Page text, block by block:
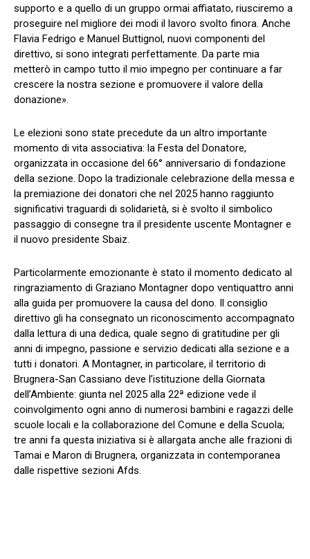
supporto e a quello di un gruppo ormai affiatato, riusciremo a
proseguire nel migliore dei modi il lavoro svolto finora. Anche
Flavia Fedrigo e Manuel Buttignol, nuovi componenti del
direttivo, si sono integrati perfettamente. Da parte mia
metterò in campo tutto il mio impegno per continuare a far
crescere la nostra sezione e promuovere il valore della
donazione».
Le elezioni sono state precedute da un altro importante
momento di vita associativa: la Festa del Donatore,
organizzata in occasione del 66° anniversario di fondazione
della sezione. Dopo la tradizionale celebrazione della messa e
la premiazione dei donatori che nel 2025 hanno raggiunto
significativi traguardi di solidarietà, si è svolto il simbolico
passaggio di consegne tra il presidente uscente Montagner e
il nuovo presidente Sbaiz.
Particolarmente emozionante è stato il momento dedicato al
ringraziamento di Graziano Montagner dopo ventiquattro anni
alla guida per promuovere la causa del dono. Il consiglio
direttivo gli ha consegnato un riconoscimento accompagnato
dalla lettura di una dedica, quale segno di gratitudine per gli
anni di impegno, passione e servizio dedicati alla sezione e a
tutti i donatori. A Montagner, in particolare, il territorio di
Brugnera-San Cassiano deve l’istituzione della Giornata
dell’Ambiente: giunta nel 2025 alla 22ª edizione vede il
coinvolgimento ogni anno di numerosi bambini e ragazzi delle
scuole locali e la collaborazione del Comune e della Scuola;
tre anni fa questa iniziativa si è allargata anche alle frazioni di
Tamai e Maron di Brugnera, organizzata in contemporanea
dalle rispettive sezioni Afds.